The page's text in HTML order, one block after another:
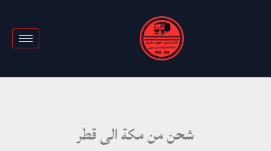
شحن من مكة الى قطر